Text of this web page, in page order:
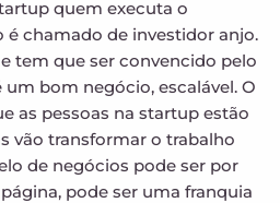
quem executa o
chamado de investidor anjo.
tem que ser convencido pelo
bom negócio, escalável. O
as pessoas na startup estão
vão transformar o trabalho
de negócios pode ser por
pode ser uma franquia